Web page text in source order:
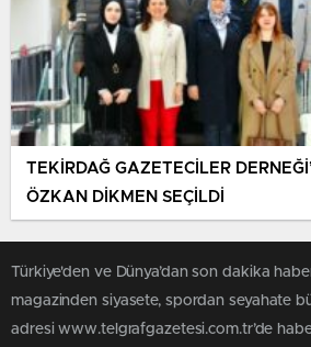
TEKİRDAĞ GAZETECİLER
ÖZKAN DİKMEN SEÇİLDİ
Türkiye'den ve Dünya’dan son dakika
magazinden siyasete, spordan seyahate
adresi www.telgrafgazetesi.com.tr’de